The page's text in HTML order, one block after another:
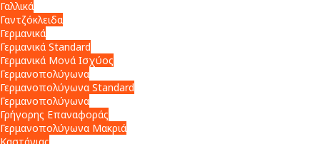
Γαλλικά
Γαντζόκλειδα
Γερμανικά
Γερμανικά Standard
Γερμανικά Μονά Ισχύος
Γερμανοπολύγωνα
Γερμανοπολύγωνα Standard
Γερμανοπολύγωνα
Γρήγορης Επαναφοράς
Γερμανοπολύγωνα Μακριά